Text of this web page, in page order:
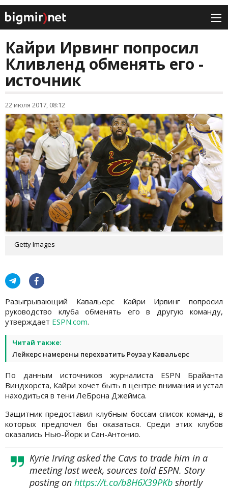
Кайри Ирвинг попросил
Кливленд обменять его -
источник
22 июля 2017, 08:12
Getty Images
Разыгрывающий Кавальерс Кайри Ирвинг попросил
руководство клуба обменять его в другую команду,
утверждает ESPN.com.
Читай также:
Лейкерс намерены перехватить Роуза у Кавальерс
По данным источников журналиста ESPN Брайанта
Виндхорста, Кайри хочет быть в центре внимания и устал
находиться в тени ЛеБрона Джеймса.
Защитник предоставил клубным боссам список команд, в
которых предпочел бы оказаться. Среди этих клубов
оказались Нью-Йорк и Сан-Антонио.
Kyrie Irving asked the Cavs to trade him in a
meeting last week, sources told ESPN. Story
posting on https://t.co/b8H6X39PKb shortly